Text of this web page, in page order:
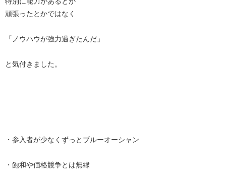
頑張ったとかではなく
「ノウハウが強力過ぎたんだ」
と気付きました。
・参入者が少なくずっとブルーオーシャン
・飽和や価格競争とは無縁